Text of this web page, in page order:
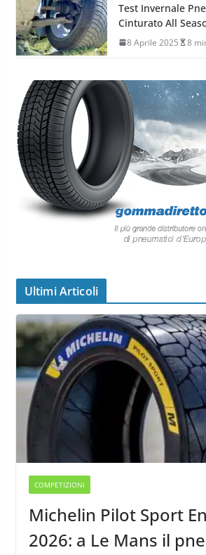
Test Invernale
Cinturato All
8 Aprile 2025 8
Ultimi Articoli
COMPETIZIONI
Michelin Pilot Sport
2026: a Le Mans il